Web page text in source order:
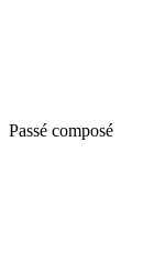
Passé composé